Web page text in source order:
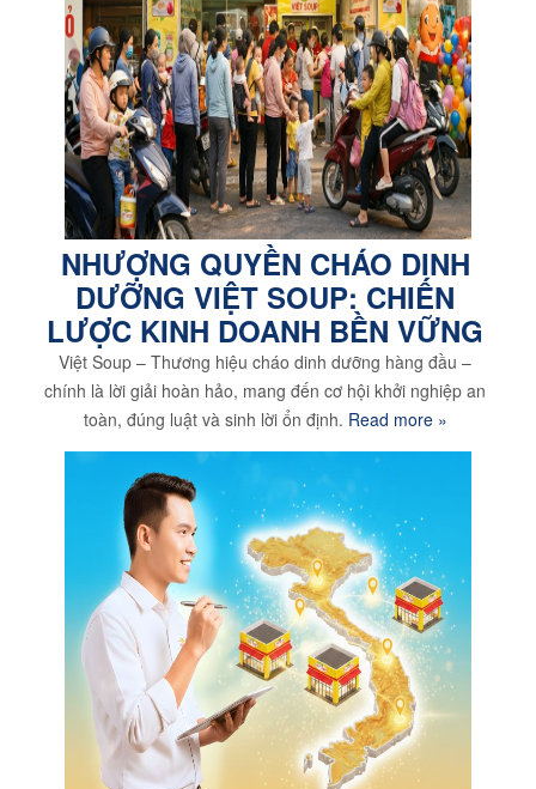
NHƯỢNG QUYỀN CHÁO DINH
DƯỠNG VIỆT SOUP: CHIẾN
LƯỢC KINH DOANH BỀN VỮNG
Việt Soup – Thương hiệu cháo dinh dưỡng hàng đầu –
chính là lời giải hoàn hảo, mang đến cơ hội khởi nghiệp an
toàn, đúng luật và sinh lời ổn định. Read more »